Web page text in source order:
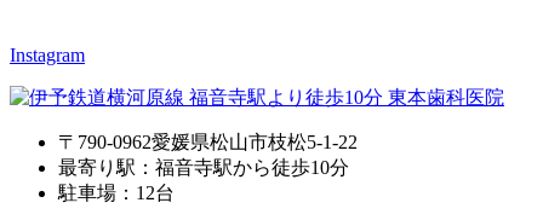
Instagram
〒790-0962愛媛県松山市枝松5-1-22
最寄り駅：福音寺駅から徒歩10分
駐車場：12台